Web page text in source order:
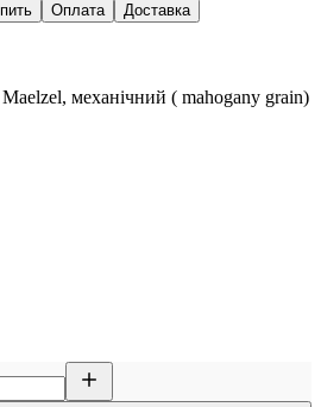
Оплата Доставка
механічний ( mahogany grain)